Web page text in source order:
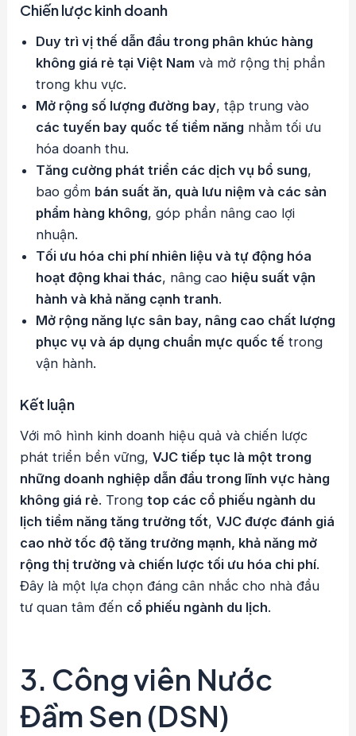
Chiến lược kinh doanh
Duy trì vị thế dẫn đầu trong phân khúc hàng
không giá rẻ tại Việt Nam và mở rộng thị phần
trong khu vực.
Mở rộng số lượng đường bay, tập trung vào
các tuyến bay quốc tế tiềm năng nhằm tối ưu
hóa doanh thu.
Tăng cường phát triển các dịch vụ bổ sung,
bao gồm bán suất ăn, quà lưu niệm và các sản
phẩm hàng không, góp phần nâng cao lợi
nhuận.
Tối ưu hóa chi phí nhiên liệu và tự động hóa
hoạt động khai thác, nâng cao hiệu suất vận
hành và khả năng cạnh tranh.
Mở rộng năng lực sân bay, nâng cao chất lượng
phục vụ và áp dụng chuẩn mực quốc tế trong
vận hành.
Kết luận
Với mô hình kinh doanh hiệu quả và chiến lược
phát triển bền vững,VJC tiếp tục là một trong
những doanh nghiệp dẫn đầu trong lĩnh vực hàng
không giá rẻ. Trongtop các cổ phiếu ngành du
lịch tiềm năng tăng trưởng tốt,VJC được đánh giá
cao nhờ tốc độ tăng trưởng mạnh, khả năng mở
rộng thị trường và chiến lược tối ưu hóa chi phí.
Đây là một lựa chọn đáng cân nhắc cho nhà đầu
tư quan tâm đến cổ phiếu ngành du lịch.
3. Công viên Nước
Đầm Sen (DSN)